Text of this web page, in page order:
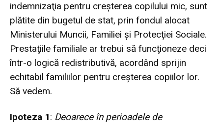
indemnizaţia pentru creşterea copilului mic, sunt
plătite din bugetul de stat, prin fondul alocat
Ministerului Muncii, Familiei şi Protecţiei Sociale.
Prestaţiile familiale ar trebui să funcţioneze deci
într-o logică redistributivă, acordând sprijin
echitabil familiilor pentru creşterea copiilor lor.
Să vedem.
Ipoteza 1: Deoarece în perioadele de